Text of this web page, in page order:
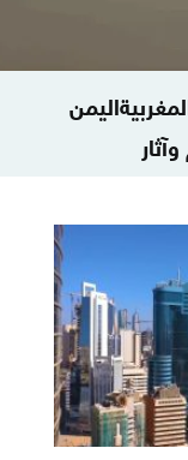
اليمن